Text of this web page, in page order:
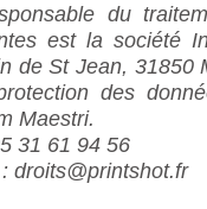
du
est la société
de St Jean, 31850
des
Maestri.
31 61 94 56
droits@printshot.fr